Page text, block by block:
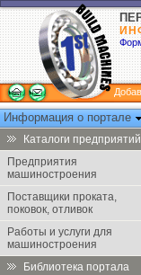
Информация о портале
Каталоги предприятий
Предприятия
машиностроения
Поставщики проката,
поковок, отливок
Работы и услуги для
машиностроения
Библиотека портала